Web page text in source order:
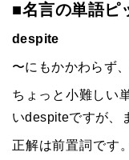
■名言の単語ピ
despite
〜にもかかわらず
ちょっと小難しい
いdespiteですが、
正解は前置詞です